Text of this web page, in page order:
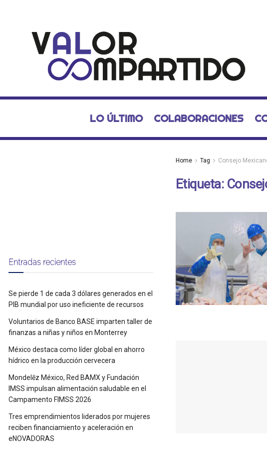
LO ÚLTIMO COLABORACIONES
Home Tag Consejo
Etiqueta:
Entradas recientes
Se pierde 1 de cada 3 dólares generados en el
PIB mundial por uso ineficiente de recursos
Voluntarios de Banco BASE imparten taller de
finanzas a niñas y niños en Monterrey
México destaca como líder global en ahorro
hídrico en la producción cervecera
Mondelēz México, Red BAMX y Fundación
IMSS impulsan alimentación saludable en el
Campamento FIMSS 2026
Tres emprendimientos liderados por mujeres
reciben financiamiento y aceleración en
eNOVADORAS